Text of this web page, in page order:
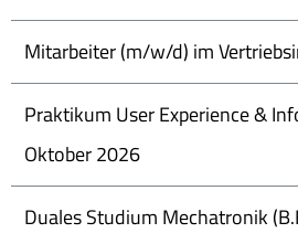
Mitarbeiter (m/w/d) im
Praktikum User Experience &
Oktober 2026
Duales Studium Mechatronik